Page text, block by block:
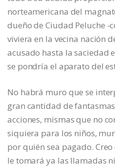
norteamericana del
dueño de Ciudad Peluche -
viviera en la vecina nación
acusado hasta la saciedad
se pondría el aparato del
No habrá muro que se
gran cantidad de
acciones, mismas que no
siquiera para los niños,
por quién sea pagado.
le tomará ya las llamadas